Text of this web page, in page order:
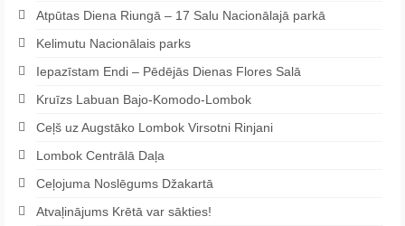
Atpūtas Diena Riungā – 17 Salu Nacionālajā parkā
Kelimutu Nacionālais parks
Iepazīstam Endi – Pēdējās Dienas Flores Salā
Kruīzs Labuan Bajo-Komodo-Lombok
Ceļš uz Augstāko Lombok Virsotni Rinjani
Lombok Centrālā Daļa
Ceļojuma Noslēgums Džakartā
Atvaļinājums Krētā var sākties!